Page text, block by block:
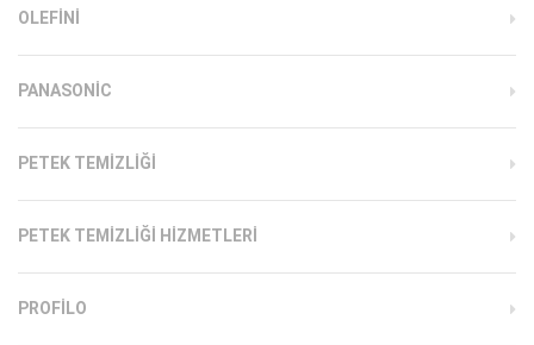
OLEFINI
PANASONIC
PETEK TEMIZLIĞI
PETEK TEMIZLIĞI HIZMETLERI
PROFILO